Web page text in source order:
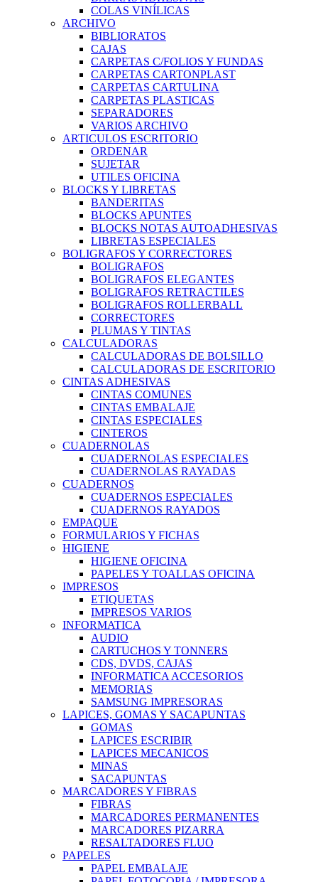
COLAS VINÍLICAS
ARCHIVO
BIBLIORATOS
CAJAS
CARPETAS C/FOLIOS Y FUNDAS
CARPETAS CARTONPLAST
CARPETAS CARTULINA
CARPETAS PLASTICAS
SEPARADORES
VARIOS ARCHIVO
ARTICULOS ESCRITORIO
ORDENAR
SUJETAR
UTILES OFICINA
BLOCKS Y LIBRETAS
BANDERITAS
BLOCKS APUNTES
BLOCKS NOTAS AUTOADHESIVAS
LIBRETAS ESPECIALES
BOLIGRAFOS Y CORRECTORES
BOLIGRAFOS
BOLIGRAFOS ELEGANTES
BOLIGRAFOS RETRACTILES
BOLIGRAFOS ROLLERBALL
CORRECTORES
PLUMAS Y TINTAS
CALCULADORAS
CALCULADORAS DE BOLSILLO
CALCULADORAS DE ESCRITORIO
CINTAS ADHESIVAS
CINTAS COMUNES
CINTAS EMBALAJE
CINTAS ESPECIALES
CINTEROS
CUADERNOLAS
CUADERNOLAS ESPECIALES
CUADERNOLAS RAYADAS
CUADERNOS
CUADERNOS ESPECIALES
CUADERNOS RAYADOS
EMPAQUE
FORMULARIOS Y FICHAS
HIGIENE
HIGIENE OFICINA
PAPELES Y TOALLAS OFICINA
IMPRESOS
ETIQUETAS
IMPRESOS VARIOS
INFORMATICA
AUDIO
CARTUCHOS Y TONNERS
CDS, DVDS, CAJAS
INFORMATICA ACCESORIOS
MEMORIAS
SAMSUNG IMPRESORAS
LAPICES, GOMAS Y SACAPUNTAS
GOMAS
LAPICES ESCRIBIR
LAPICES MECANICOS
MINAS
SACAPUNTAS
MARCADORES Y FIBRAS
FIBRAS
MARCADORES PERMANENTES
MARCADORES PIZARRA
RESALTADORES FLUO
PAPELES
PAPEL EMBALAJE